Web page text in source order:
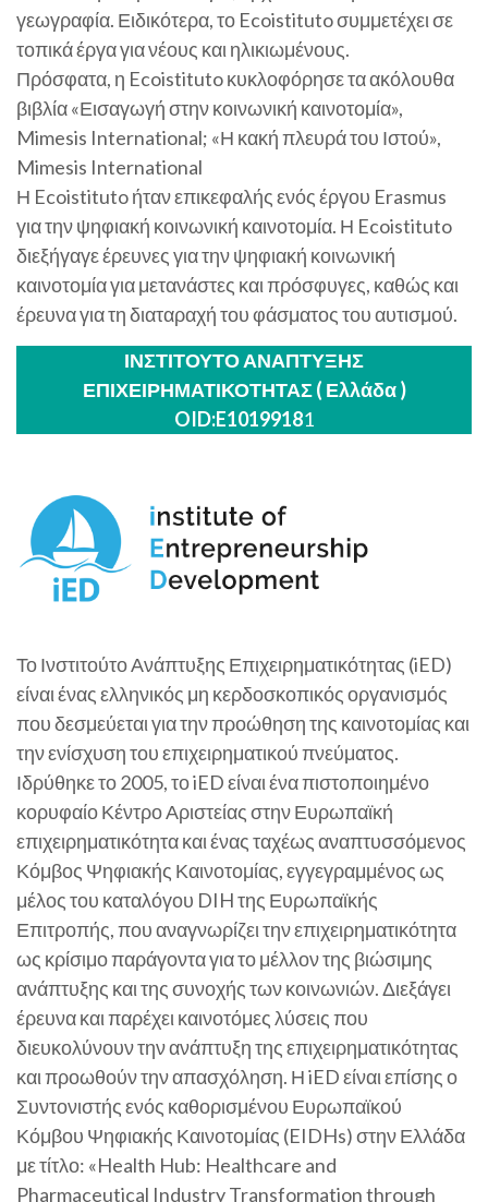
γεωγραφία. Ειδικότερα, το Ecoistituto συμμετέχει σε
τοπικά έργα για νέους και ηλικιωμένους.
Πρόσφατα, η Ecoistituto κυκλοφόρησε τα ακόλουθα
βιβλία «Εισαγωγή στην κοινωνική καινοτομία»,
Mimesis International; «Η κακή πλευρά του Ιστού»,
Mimesis International
Η Ecoistituto ήταν επικεφαλής ενός έργου Erasmus
για την ψηφιακή κοινωνική καινοτομία. Η Ecoistituto
διεξήγαγε έρευνες για την ψηφιακή κοινωνική
καινοτομία για μετανάστες και πρόσφυγες, καθώς και
έρευνα για τη διαταραχή του φάσματος του αυτισμού.
ΙΝΣΤΙΤΟΥΤΟ ΑΝΑΠΤΥΞΗΣ
ΕΠΙΧΕΙΡΗΜΑΤΙΚΟΤΗΤΑΣ ( Ελλάδα )
OID:E10199181
Το Ινστιτούτο Ανάπτυξης Επιχειρηματικότητας (iED)
είναι ένας ελληνικός μη κερδοσκοπικός οργανισμός
που δεσμεύεται για την προώθηση της καινοτομίας και
την ενίσχυση του επιχειρηματικού πνεύματος.
Ιδρύθηκε το 2005, το iED είναι ένα πιστοποιημένο
κορυφαίο Κέντρο Αριστείας στην Ευρωπαϊκή
επιχειρηματικότητα και ένας ταχέως αναπτυσσόμενος
Κόμβος Ψηφιακής Καινοτομίας, εγγεγραμμένος ως
μέλος του καταλόγου DIH της Ευρωπαϊκής
Επιτροπής, που αναγνωρίζει την επιχειρηματικότητα
ως κρίσιμο παράγοντα για το μέλλον της βιώσιμης
ανάπτυξης και της συνοχής των κοινωνιών. Διεξάγει
έρευνα και παρέχει καινοτόμες λύσεις που
διευκολύνουν την ανάπτυξη της επιχειρηματικότητας
και προωθούν την απασχόληση. Η iED είναι επίσης ο
Συντονιστής ενός καθορισμένου Ευρωπαϊκού
Κόμβου Ψηφιακής Καινοτομίας (EIDHs) στην Ελλάδα
με τίτλο: «Health Hub: Healthcare and
Pharmaceutical Industry Transformation through